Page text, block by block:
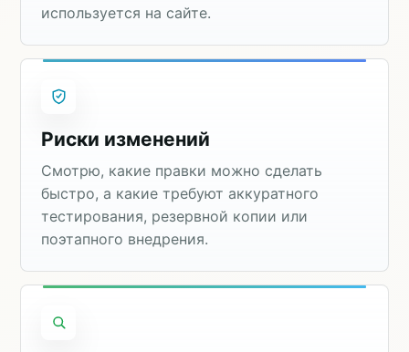
используется на сайте.
Риски изменений
Смотрю, какие правки можно сделать
быстро, а какие требуют аккуратного
тестирования, резервной копии или
поэтапного внедрения.